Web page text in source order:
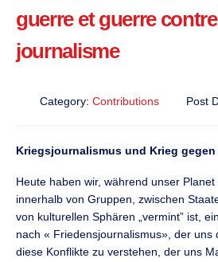
guerre et guerre
journalisme
Category: Contributions Post
Kriegsjournalismus und Krieg
Heute haben wir, während unser
innerhalb von Gruppen, zwischen
von kulturellen Sphären „vermint” ist,
nach « Friedensjournalismus», der uns
diese Konflikte zu verstehen, der uns